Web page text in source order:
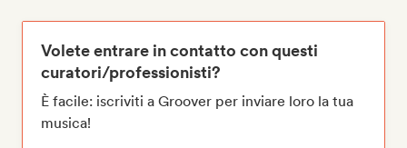
Volete entrare in contatto con questi
curatori/professionisti?
È facile: iscriviti a Groover per inviare loro la tua
musica!